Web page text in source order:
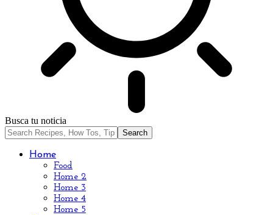
Busca tu noticia
Home
Food
Home 2
Home 3
Home 4
Home 5